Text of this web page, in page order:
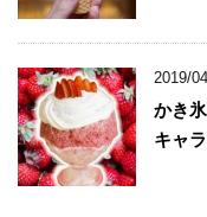
2019/
かき
キャ